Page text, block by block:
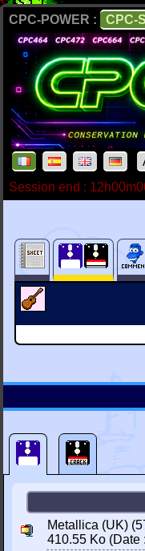
CPC-POWER : CPC-
Session end :
Metallica (UK)
410.55 Ko (Date